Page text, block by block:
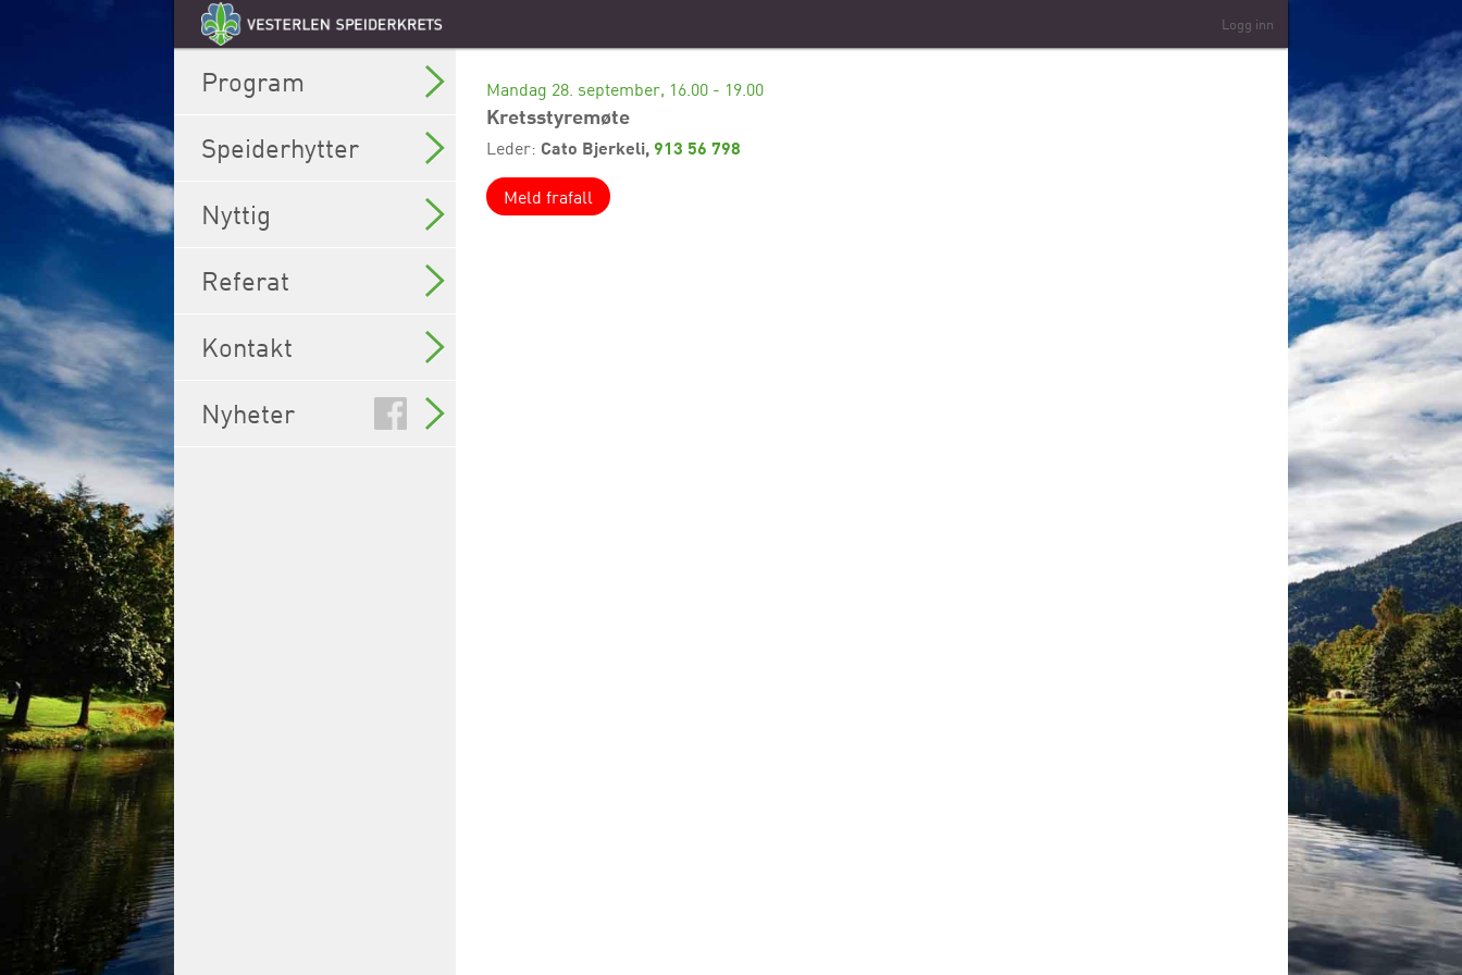
Program
Speiderhytter
Nyttig
Referat
Kontakt
Nyheter
Logg inn
Mandag 28. september, 16.00 - 19.00
Kretsstyremøte
Leder: Cato Bjerkeli,913 56 798
Meld frafall